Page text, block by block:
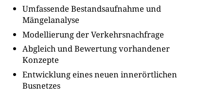
Umfassende Bestandsaufnahme und
Mängelanalyse
Modellierung der Verkehrsnachfrage
Abgleich und Bewertung vorhandener
Konzepte
Entwicklung eines neuen innerörtlichen
Busnetzes